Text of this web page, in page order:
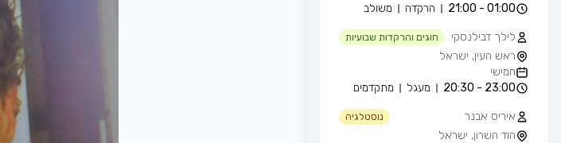
01:00 - 21:00
הרקדה משולב
לילך דבילנסקי חוגים והרקדות שבועיות
ראש העין, ישראל
חמישי
23:00 - 20:30
מעגל מתקדמים
איריס אבנר נוסטלגיה
הוד השרון, ישראל